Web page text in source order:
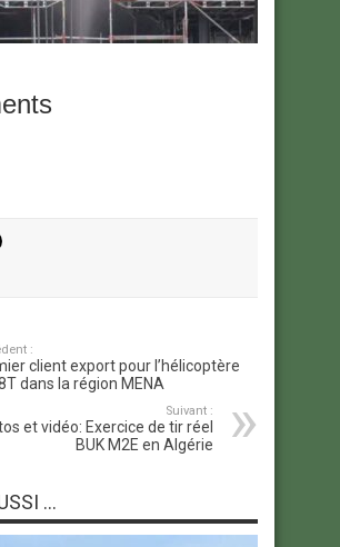
:
client export pour l’hélicoptère
dans la région MENA
Suivant :
et vidéo: Exercice de tir réel
BUK M2E en Algérie
...